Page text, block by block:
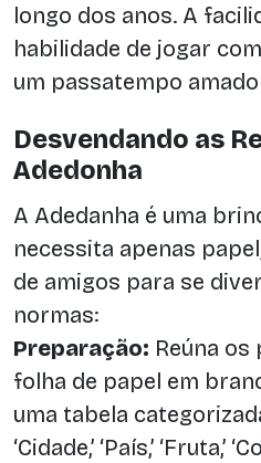
longo dos anos. A
habilidade de jogar
um passatempo
Desvendando as
Adedonha
A Adedanha é uma
necessita apenas
de amigos para se
normas:
Preparação: Reúna
folha de papel em
uma tabela
‘Cidade,’ ‘País,’ ‘Fruta,’